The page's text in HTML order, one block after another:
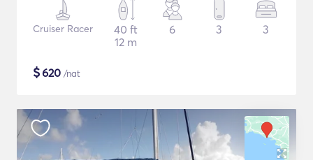
Cruiser Racer
40 ft
12 m
6 3 3
$620 /nat